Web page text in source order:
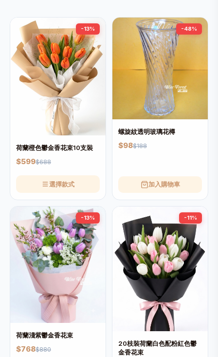
-13%
荷蘭橙色鬱金香花束10支裝
$599$688
選擇款式
-48%
螺旋紋透明玻璃花樽
$98$188
加入購物車
-13%
荷蘭淺紫鬱金香花束
$768$880
-11%
20枝裝荷蘭白色配粉紅色鬱
金香花束